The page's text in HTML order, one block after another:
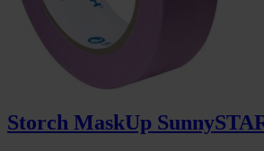
Storch MaskUp